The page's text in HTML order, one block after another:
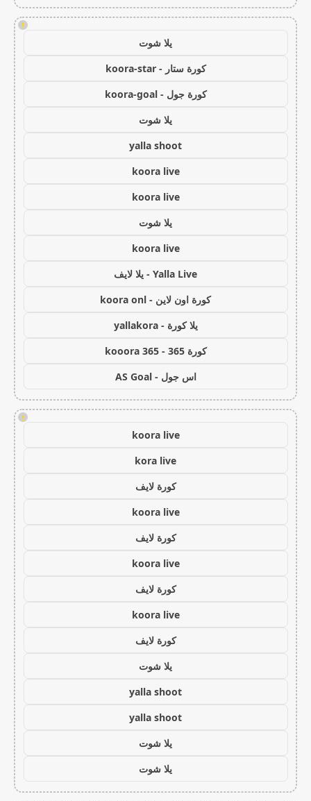
!
يلا شوت
كورة ستار - koora-star
كورة جول - koora-goal
يلا شوت
yalla shoot
koora live
koora live
يلا شوت
koora live
Yalla Live - يلا لايف
كورة اون لاين - koora onl
يلا كورة - yallakora
كورة 365 - kooora 365
اس جول - AS Goal
!
koora live
kora live
كورة لايف
koora live
كورة لايف
koora live
كورة لايف
koora live
كورة لايف
يلا شوت
yalla shoot
yalla shoot
يلا شوت
يلا شوت